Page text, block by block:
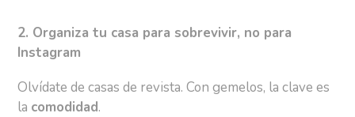
2. Organiza tu casa para sobrevivir, no para
Instagram
Olvídate de casas de revista. Con gemelos, la clave es
la comodidad.